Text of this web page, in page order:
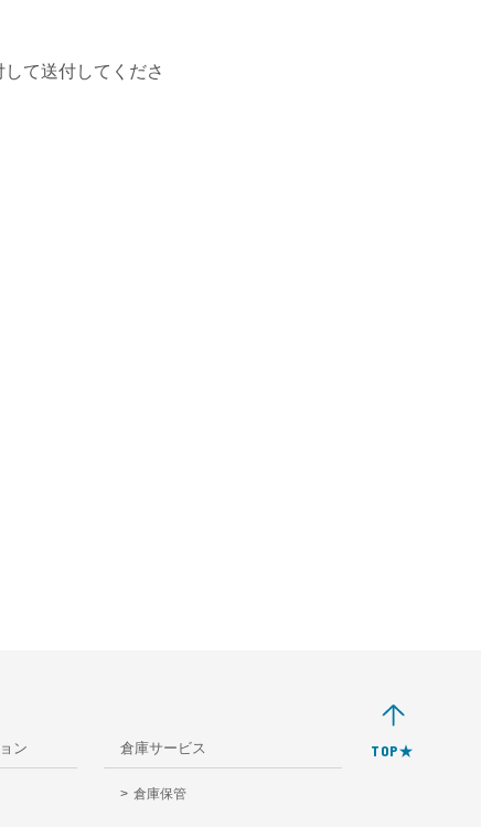
て送付してくださ
TOP★
ン 倉庫サービス
倉庫保管